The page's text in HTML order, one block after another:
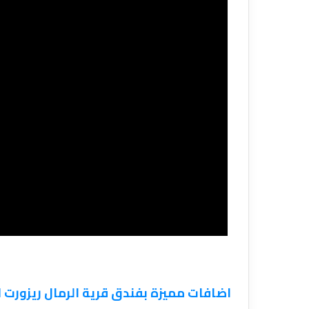
اضافات مميزة بفندق قرية الرمال ريزورت